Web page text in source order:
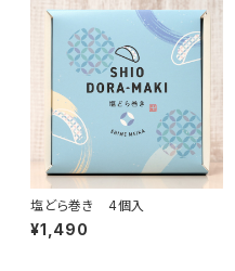
塩どら巻き 4個入
¥1,490